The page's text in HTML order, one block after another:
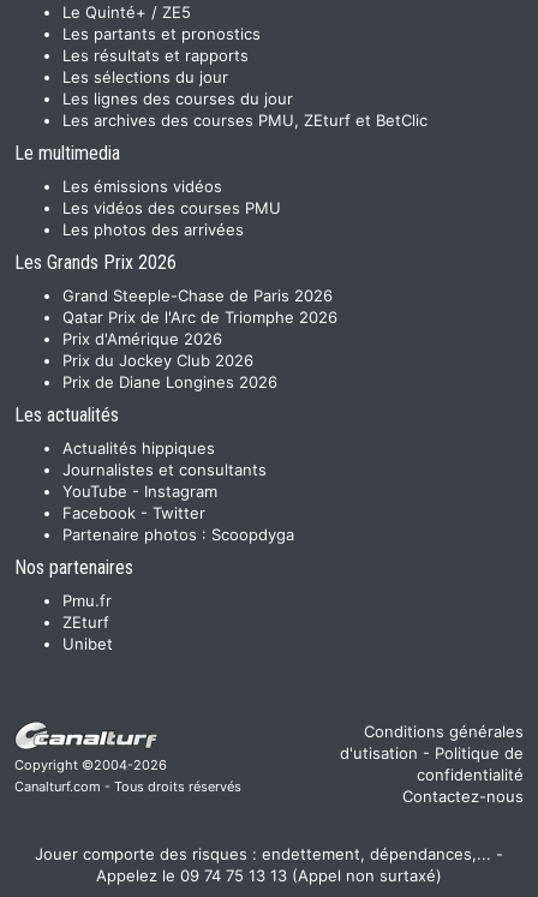
Le Quinté+ / ZE5
Les partants et pronostics
Les résultats et rapports
Les sélections du jour
Les lignes des courses du jour
Les archives des courses PMU, ZEturf et BetClic
Le multimedia
Les émissions vidéos
Les vidéos des courses PMU
Les photos des arrivées
Les Grands Prix 2026
Grand Steeple-Chase de Paris 2026
Qatar Prix de l'Arc de Triomphe 2026
Prix d'Amérique 2026
Prix du Jockey Club 2026
Prix de Diane Longines 2026
Les actualités
Actualités hippiques
Journalistes et consultants
YouTube - Instagram
Facebook - Twitter
Partenaire photos : Scoopdyga
Nos partenaires
Pmu.fr
ZEturf
Unibet
Copyright ©2004-2026
Canalturf.com - Tous droits réservés
Conditions générales
d'utisation - Politique de
confidentialité
Contactez-nous
Jouer comporte des risques : endettement, dépendances,... -
Appelez le 09 74 75 13 13 (Appel non surtaxé)